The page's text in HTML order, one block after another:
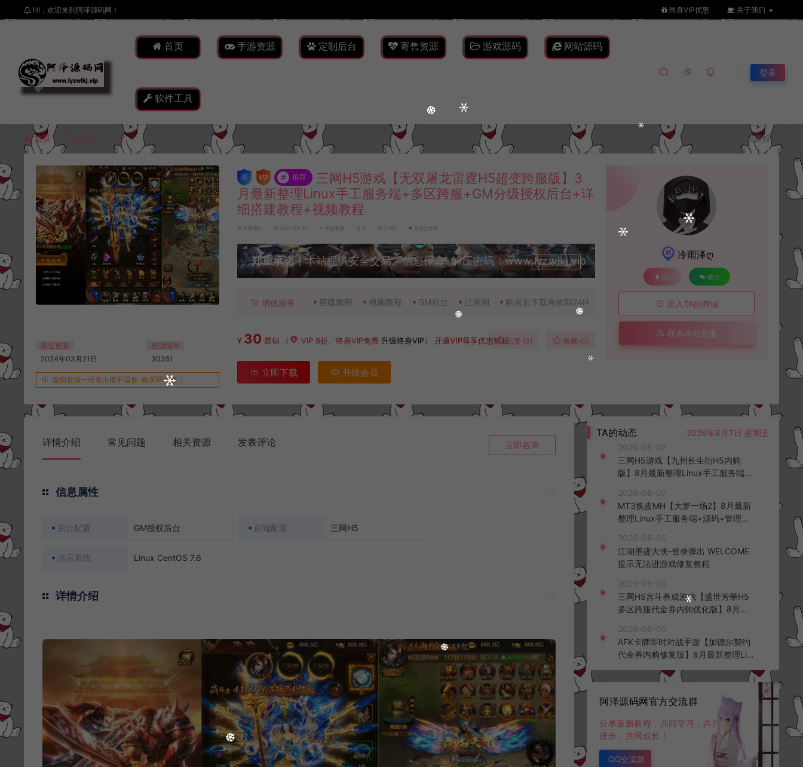
HI，欢迎来到阿泽源码网！ 终身VIP优惠 关于我们
首页 手游资源 定制后台 寄售资源 游戏源码 网站源码
软件工具
登录
首页 手游资源 正文 我要投稿
最近更新
2024年03月21日
资源编号
30351
虚拟资源一经售出概不退换-购买即同意！
# 推荐
三网H5游戏【无双屠龙雷霆H5超变跨服版】3
月最新整理Linux手工服务端+多区跨服+GM分级授权后台+详
细搭建教程+视频教程
冷雨泽ღ 2024-03-21 手游资源 0 2,592 百度已收录
郑重承诺丨本站提供安全交易、信息保真! 解压密码：www.lyzwlkj.vip
升级会员
增值服务： 搭建教程 视频教程 GM后台 已亲测 购买后下载有效期24H
¥ 30 星钻 （ VIP 8折、终身VIP免费 升级终身VIP）开通VIP尊享优惠特权点赞 (0) 收藏 (0)
立即下载 升级会员
冷雨泽ღ
QQ 微信
进入TA的商铺
联系本站客服
详情介绍 常见问题 相关资源 发表评论 立即咨询
信息属性
后台配置 GM授权后台 前端配置 三网H5
演示系统 Linux CentOS 7.6
详情介绍
TA的动态
2026年8月7日 星期五
2026-08-07
三网H5游戏【九州长生衍H5内购
版】8月最新整理Linux手工服务端
客户端+详细搭建教程+视频教程
2026-08-07
MT3换皮MH【大梦一场2】8月最新
整理Linux手工服务端+源码+管理后
频教程
2026-08-05
江湖墨迹大侠-登录弹出 WELCOME
提示无法进游戏修复教程
2026-08-05
三网H5宫斗养成游戏【盛世芳華H5
多区跨服代金券内购优化版】8月最
台+全资源安卓+详细搭建教程+视频
教程
2026-08-05
AFK卡牌即时对战手游【加德尔契约
代金券内购修复版】8月最新整理Lin
K授权后台+安卓苹果双端+详细搭建
阿泽源码网官方交流群
分享最新教程，共同学习，共同
进步，共同成长！
QQ交流群